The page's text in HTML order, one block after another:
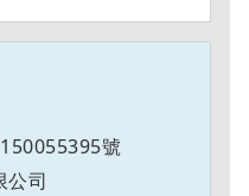
號
公司